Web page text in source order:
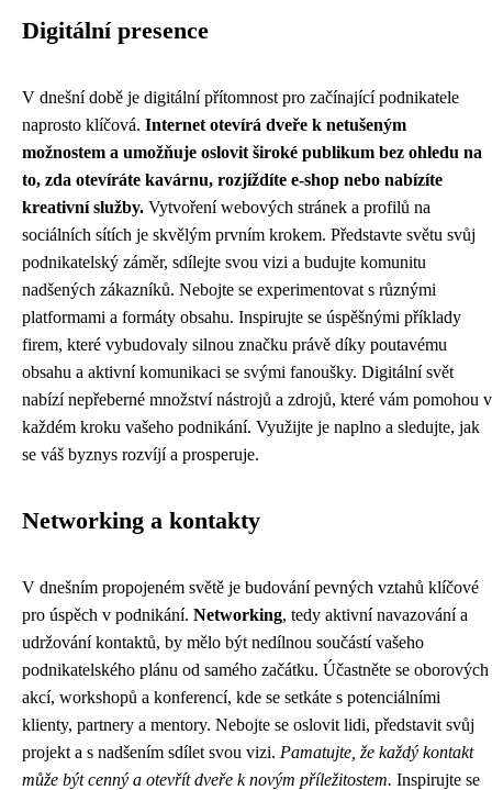
Digitální presence
V dnešní době je digitální přítomnost pro začínající podnikatele
naprosto klíčová. Internet otevírá dveře k netušeným
možnostem a umožňuje oslovit široké publikum bez ohledu na
to, zda otevíráte kavárnu, rozjíždíte e-shop nebo nabízíte
kreativní služby. Vytvoření webových stránek a profilů na
sociálních sítích je skvělým prvním krokem. Představte světu svůj
podnikatelský záměr, sdílejte svou vizi a budujte komunitu
nadšených zákazníků. Nebojte se experimentovat s různými
platformami a formáty obsahu. Inspirujte se úspěšnými příklady
firem, které vybudovaly silnou značku právě díky poutavému
obsahu a aktivní komunikaci se svými fanoušky. Digitální svět
nabízí nepřeberné množství nástrojů a zdrojů, které vám pomohou v
každém kroku vašeho podnikání. Využijte je naplno a sledujte, jak
se váš byznys rozvíjí a prosperuje.
Networking a kontakty
V dnešním propojeném světě je budování pevných vztahů klíčové
pro úspěch v podnikání. Networking, tedy aktivní navazování a
udržování kontaktů, by mělo být nedílnou součástí vašeho
podnikatelského plánu od samého začátku. Účastněte se oborových
akcí, workshopů a konferencí, kde se setkáte s potenciálními
klienty, partnery a mentory. Nebojte se oslovit lidi, představit svůj
projekt a s nadšením sdílet svou vizi. Pamatujte, že každý kontakt
může být cenný a otevřít dveře k novým příležitostem. Inspirujte se